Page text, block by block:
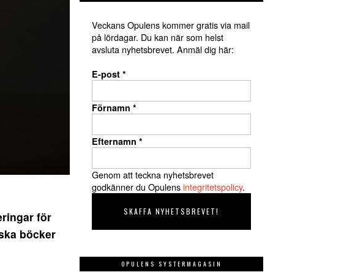
för
böcker
Veckans Opulens kommer gratis via mail
på lördagar. Du kan när som helst
avsluta nyhetsbrevet. Anmäl dig här:
E-post *
Förnamn *
Efternamn *
Genom att teckna nyhetsbrevet
godkänner du Opulensintegritetspolicy.
OPULENS SYSTERMAGASIN